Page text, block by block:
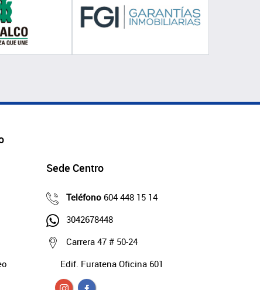
Sede Centro
Teléfono 604 448 15 14
3042678448
Carrera 47 # 50-24
Edif. Furatena Oficina 601